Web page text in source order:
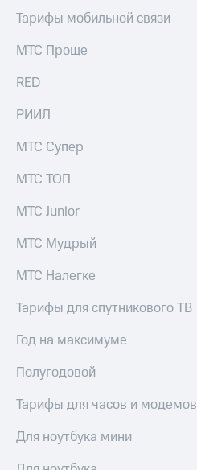
Тарифы мобильной связи
МТС Проще
RED
РИИЛ
МТС Супер
МТС ТОП
МТС Junior
МТС Мудрый
МТС Налегке
Тарифы для спутникового ТВ
Год на максимуме
Полугодовой
Тарифы для часов и модемов
Для ноутбука мини